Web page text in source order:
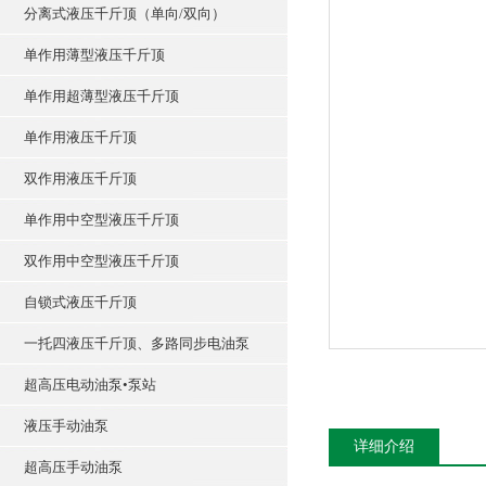
分离式液压千斤顶（单向/双向）
单作用薄型液压千斤顶
单作用超薄型液压千斤顶
单作用液压千斤顶
双作用液压千斤顶
单作用中空型液压千斤顶
双作用中空型液压千斤顶
自锁式液压千斤顶
一托四液压千斤顶、多路同步电油泵
超高压电动油泵•泵站
液压手动油泵
超高压手动油泵
详细介绍